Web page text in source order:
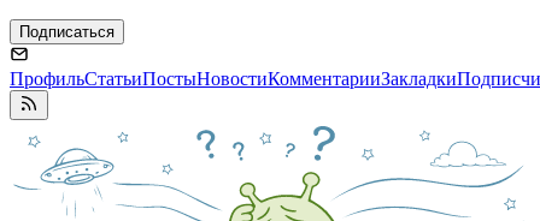
Подписаться
ПрофильСтатьиПостыНовостиКомментарииЗакладки